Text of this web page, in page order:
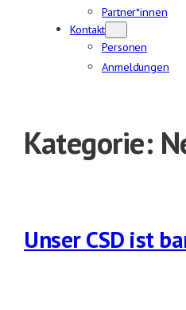
Partner*innen
Kontakt
Personen
Anmeldungen
Kategorie:
Unser CSD ist